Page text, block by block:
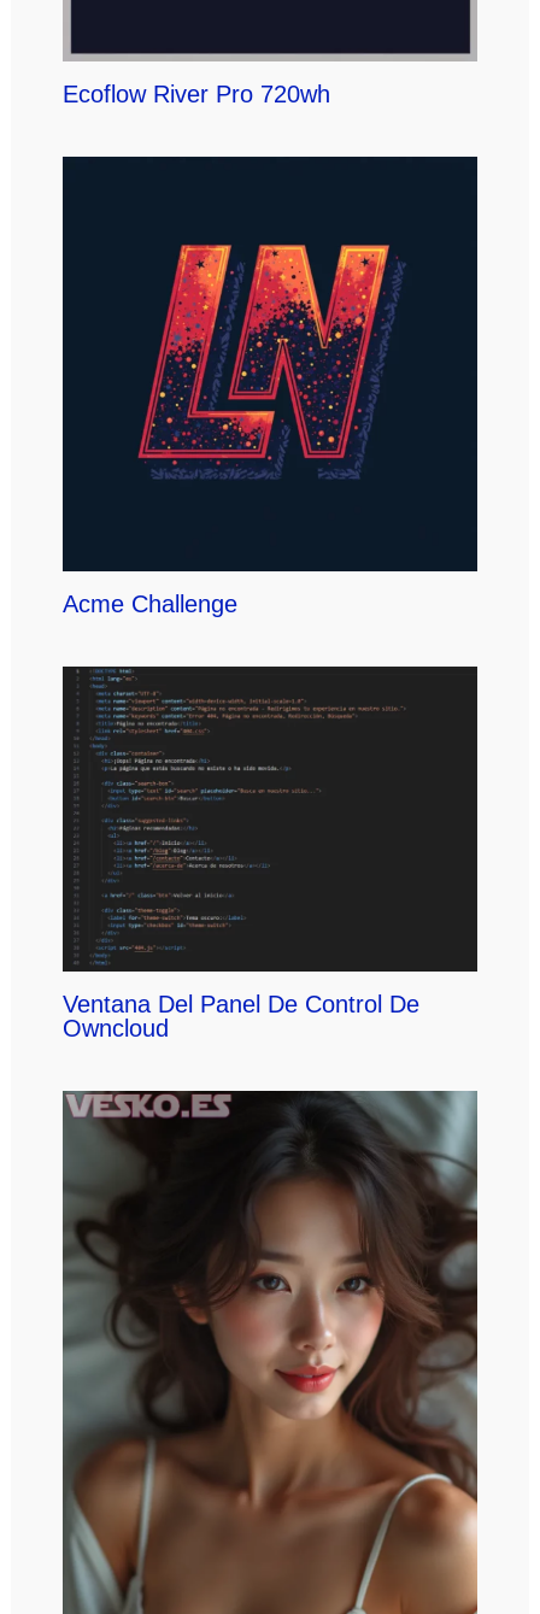
Ecoflow River Pro 720wh
Acme Challenge
Ventana Del Panel De Control De
Owncloud